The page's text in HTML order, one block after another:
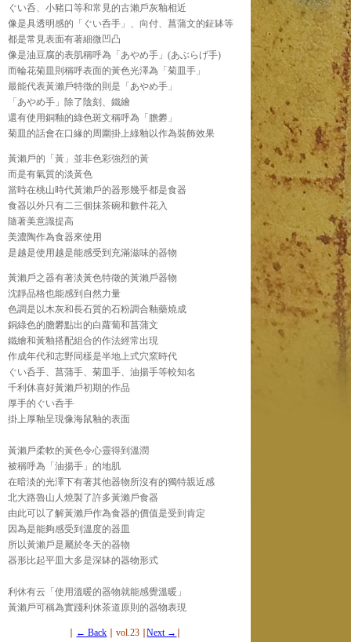
ぐい呑、小豬口等和常見的古瀨戶灰釉相近
像是具透明感的「ぐい呑手」、向付、菖蒲文的鉦缽等
都是常見表面有著細微凹凸
像是油豆腐的表肌稱呼為「あやめ手」(あぶらげ手)
而輪花菊皿則稱呼表面的黃色光澤為「菊皿手」
最能代表黃瀨戶特徵的則是「あやめ手」
「あやめ手」除了陰刻、鐵繪
還有使用銅釉的綠色斑文稱呼為「膽礬」
菊皿的話會在口緣的周圍掛上綠釉以作為裝飾效果
黃瀨戶的「黃」並非色彩強烈的黃
而是有氣質的淡黃色
當時在桃山時代黃瀨戶的器形幾乎都是食器
食器以外只有二三個抹茶碗和數件花入
隨著美意識提高
美濃陶作為食器來使用
是越是使用越是能感受到充滿滋味的器物
黃瀨戶之器有著淡黃色特徵的黃瀨戶器物
沈靜品格也能感到自然力量
色調是以木灰和長石質的石粉調合釉藥燒成
銅綠色的膽礬點出的白蘿蔔和菖蒲文
鐵繪和黃釉搭配組合的作法經常出現
作成年代和志野同樣是半地上式穴窯時代
ぐい呑手、菖蒲手、菊皿手、油揚手等較知名
千利休喜好黃瀨戶初期的作品
厚手的ぐい呑手
掛上厚釉呈現像海鼠釉的表面
黃瀨戶柔軟的黃色令心靈得到溫潤
被稱呼為「油揚手」的地肌
在暗淡的光澤下有著其他器物所沒有的獨特親近感
北大路魯山人燒製了許多黃瀨戶食器
由此可以了解黃瀨戶作為食器的價值是受到肯定
因為是能夠感受到溫度的器皿
所以黃瀨戶是屬於冬天的器物
器形比起平皿大多是深缽的器物形式
利休有云「使用溫暖的器物就能感覺溫暖」
黃瀨戶可稱為實踐利休茶道原則的器物表現
← Back ∣ vol.23 ∣Next →